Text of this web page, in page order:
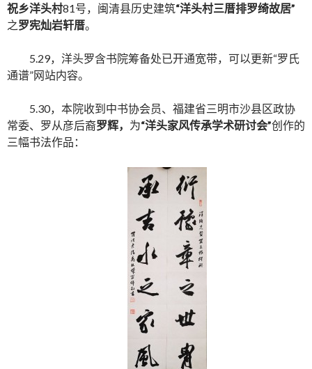
祝乡洋头村81号，闽清县历史建筑“洋头村三厝排罗绮故居”
之罗宪灿岩轩厝。
5.29，洋头罗含书院筹备处已开通宽带，可以更新“罗氏
通谱”网站内容。
5.30，本院收到中书协会员、福建省三明市沙县区政协
常委、罗从彦后裔罗辉， 为“洋头家风传承学术研讨会”创作的
三幅书法作品：